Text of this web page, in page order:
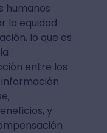
humanos
la equidad
lo que es
entre los
y